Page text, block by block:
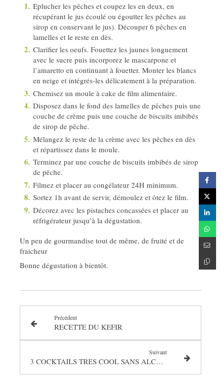
Eplucher les pêches et coupez les en deux, en
récupérant le jus écoulé ou égoutter les pêches au
sirop en conservant le jus). Découper 6 pêches en
lamelles et le reste en dès.
Clarifier les oeufs. Fouettez les jaunes longuement
avec le sucre puis incorporez le mascarpone et
l’amaretto en continuant à fouetter. Monter les blancs
en neige et intégrés-les délicatement à la préparation.
Chemisez un moule à cake de film alimentaire.
Disposez dans le fond des lamelles de pêches puis une
couche de crème puis une couche de biscuits imbibés
de sirop de pêche.
Mélangez le reste de la crème avec les pêches en dès
et répartissez dans le moule.
Terminez par une couche de biscuits imbibés de sirop
de pêche.
Filmez et placer au congélateur 24H minimum.
Sortez 1h avant de servir, démoulez et ôtez le film.
Décorez avec les pistaches concassées et placer au
réfrigérateur jusqu’à la dégustation.
Un peu de gourmandise tout de même, de fruité et de
fraicheur
Bonne dégustation à bientôt.
Précédent
RECETTE DU KEFIR
Suivant
3 COCKTAILS TRES COOL SANS ALCOOL